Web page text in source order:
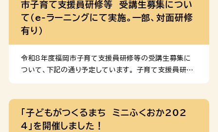
市子育て支援員研修等 受講生募集につい
て（e-ラーニングにて実施。一部、対面研修
有り）
令和8年度福岡市子育て支援員研修等の受講生募集に
ついて、下記の通り予定しています。 子育て支援員研修
は任意参加 ①心肺蘇生は、10月14日（水曜日）、10月
16日（金曜日）、10月20日（火曜日）、10月26日（月曜
「子どもがつくるまち ミニふくおか202
4」を開催しました！